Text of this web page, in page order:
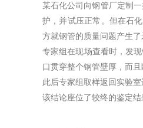
某石化公司向钢管厂定制
护，并试压正常。但在石
方就钢管的质量问题产生
专家组在现场查看时，发
口贯穿整个钢管壁厚，而
此后专家组取样返回实验
该结论座位了较终的鉴定结